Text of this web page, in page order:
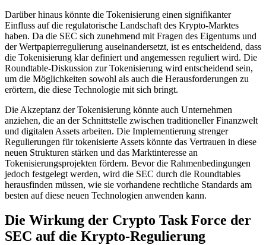
Darüber hinaus könnte die Tokenisierung einen signifikanter
Einfluss auf die regulatorische Landschaft des Krypto-Marktes
haben. Da die SEC sich zunehmend mit Fragen des Eigentums und
der Wertpapierregulierung auseinandersetzt, ist es entscheidend, dass
die Tokenisierung klar definiert und angemessen reguliert wird. Die
Roundtable-Diskussion zur Tokenisierung wird entscheidend sein,
um die Möglichkeiten sowohl als auch die Herausforderungen zu
erörtern, die diese Technologie mit sich bringt.
Die Akzeptanz der Tokenisierung könnte auch Unternehmen
anziehen, die an der Schnittstelle zwischen traditioneller Finanzwelt
und digitalen Assets arbeiten. Die Implementierung strenger
Regulierungen für tokenisierte Assets könnte das Vertrauen in diese
neuen Strukturen stärken und das Marktinteresse an
Tokenisierungsprojekten fördern. Bevor die Rahmenbedingungen
jedoch festgelegt werden, wird die SEC durch die Roundtables
herausfinden müssen, wie sie vorhandene rechtliche Standards am
besten auf diese neuen Technologien anwenden kann.
Die Wirkung der Crypto Task Force der
SEC auf die Krypto-Regulierung